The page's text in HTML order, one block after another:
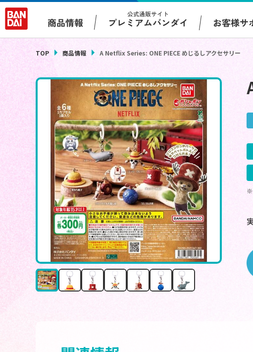
商品情報
公式通販サイト
プレミアムバンダイ お客様サ
TOP 商品情報 A Netflix Series: ONE PIECE めじるしアクセサリー
※